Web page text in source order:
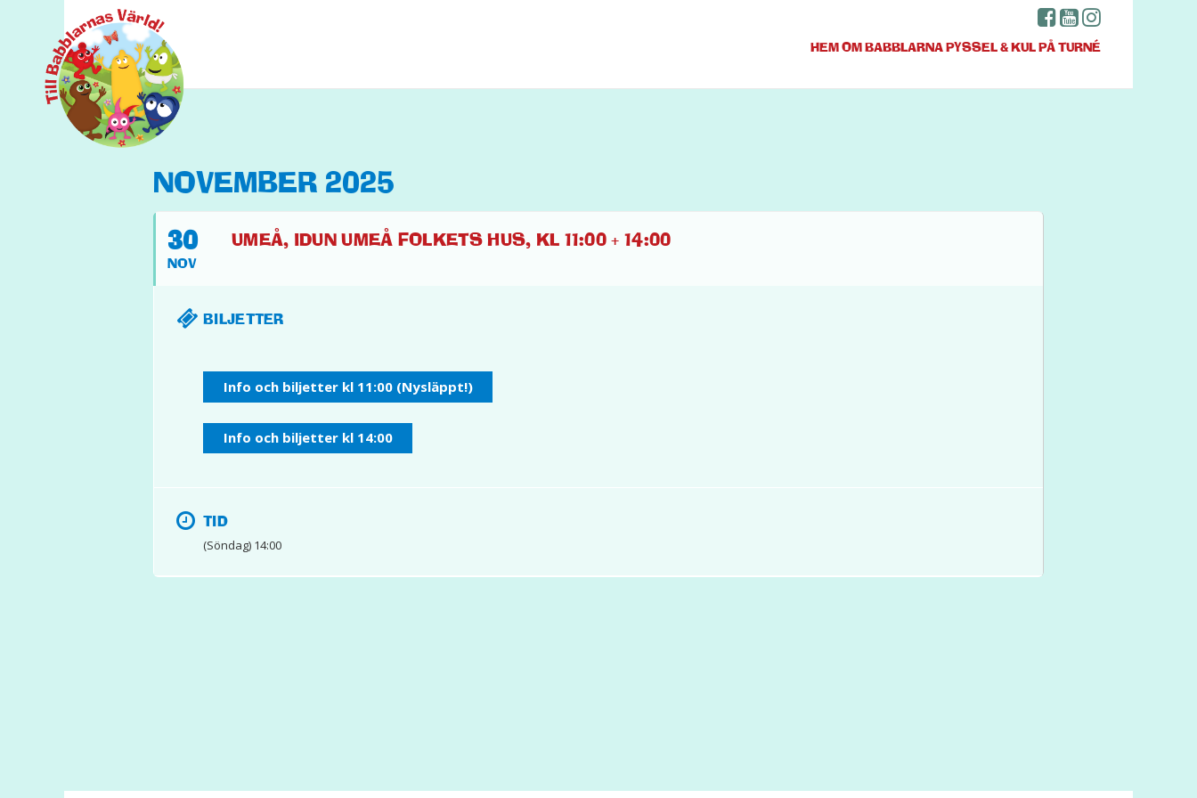
HEMOM BABBLARNAPYSSEL & KULPÅ TURNÉ
NOVEMBER 2025
30
NOV
UMEÅ, IDUN UMEÅ FOLKETS HUS, KL 11:00 + 14:00
BILJETTER
Info och biljetter kl 11:00 (Nysläppt!)
Info och biljetter kl 14:00
TID
(Söndag) 14:00